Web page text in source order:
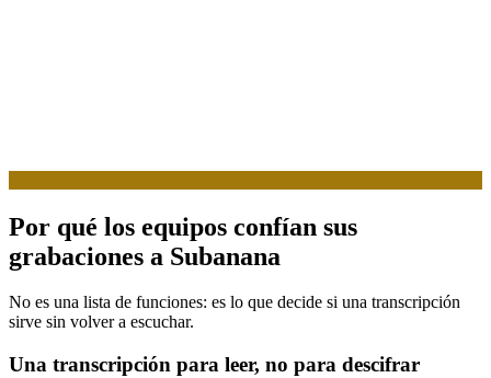
Por qué los equipos confían sus
grabaciones a Subanana
No es una lista de funciones: es lo que decide si una transcripción
sirve sin volver a escuchar.
Una transcripción para leer, no para descifrar